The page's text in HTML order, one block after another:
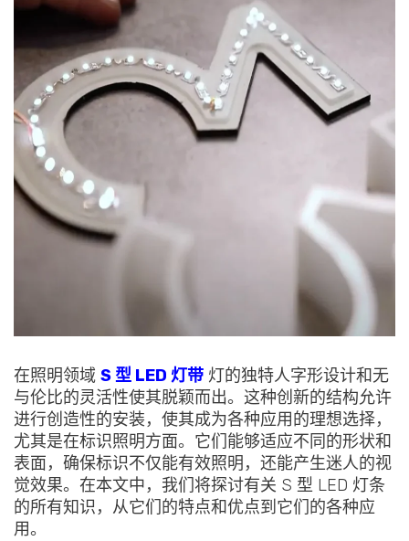
在照明领域 S 型 LED 灯带 灯的独特人字形设计和无
与伦比的灵活性使其脱颖而出。这种创新的结构允许
进行创造性的安装，使其成为各种应用的理想选择，
尤其是在标识照明方面。它们能够适应不同的形状和
表面，确保标识不仅能有效照明，还能产生迷人的视
觉效果。在本文中，我们将探讨有关 S 型 LED 灯条
的所有知识，从它们的特点和优点到它们的各种应
用。